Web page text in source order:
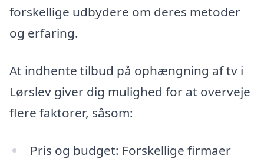
forskellige udbydere om deres metoder
og erfaring.
At indhente tilbud på ophængning af tv i
Lørslev giver dig mulighed for at overveje
flere faktorer, såsom:
Pris og budget: Forskellige firmaer